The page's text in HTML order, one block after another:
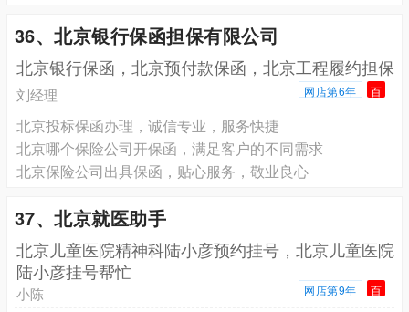
36、北京银行保函担保有限公司
北京银行保函，北京预付款保函，北京工程履约担保
刘经理 网店第6年 百
北京投标保函办理，诚信专业，服务快捷
北京哪个保险公司开保函，满足客户的不同需求
北京保险公司出具保函，贴心服务，敬业良心
37、北京就医助手
北京儿童医院精神科陆小彦预约挂号，北京儿童医院
陆小彦挂号帮忙
小陈 网店第9年 百